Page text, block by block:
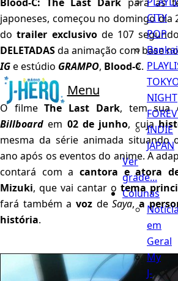
Menu
CITY
POP
Bankai
NIGHT
INDIE
JAPAN
Ver
grade...
Colunas
em
Geral
My
J-
japoneses, começou no domingo dia
dotrailer exclusivode 107
DELETADASda animação com base
IGe estúdio GRAMPO, Blood-C.
O filmeThe Last Dark, tem
Billboardem 02 de junho, cuja
mesma da série animada situando
ano após os eventos do anime. A
contará com a cantora e atora
Mizuki, que vai cantar o tema
fará também a voz de Saya,a
história.